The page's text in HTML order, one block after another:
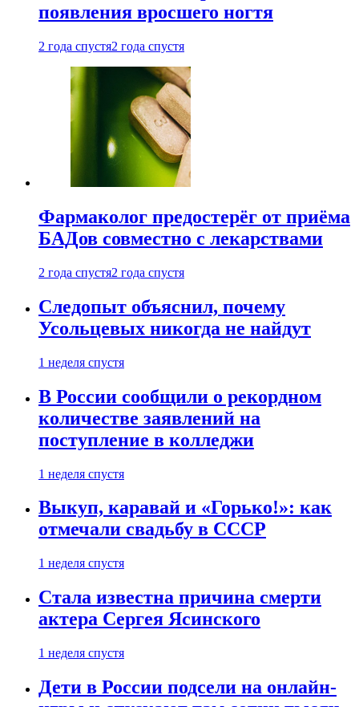
появления вросшего ногтя
2 года спустя2 года спустя
Фармаколог предостерёг от приёма
БАДов совместно с лекарствами
2 года спустя2 года спустя
Следопыт объяснил, почему
Усольцевых никогда не найдут
1 неделя спустя
В России сообщили о рекордном
количестве заявлений на
поступление в колледжи
1 неделя спустя
Выкуп, каравай и «Горько!»: как
отмечали свадьбу в СССР
1 неделя спустя
Стала известна причина смерти
актера Сергея Ясинского
1 неделя спустя
Дети в России подсели на онлайн-